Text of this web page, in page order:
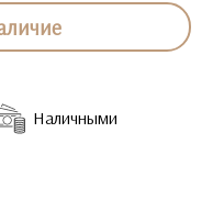
Наличными